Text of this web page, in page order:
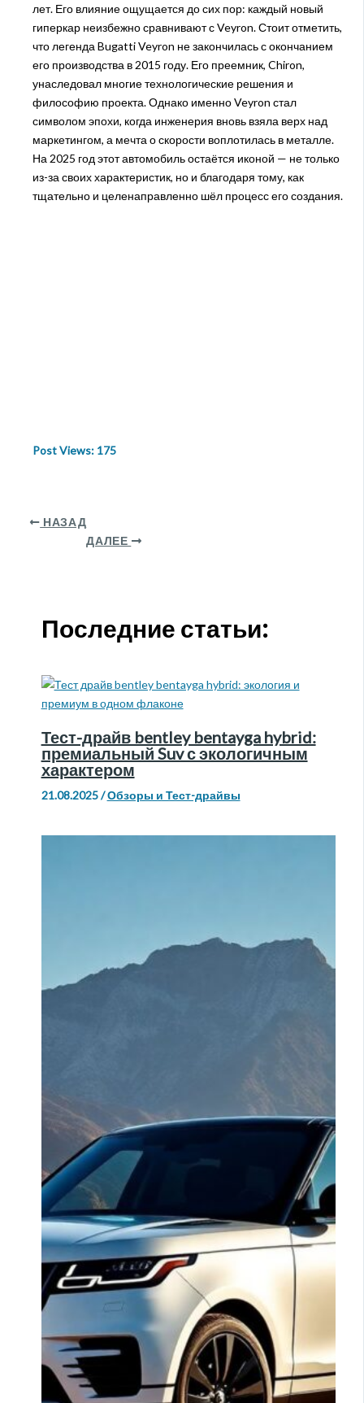
лет. Его влияние ощущается до сих пор: каждый новый
гиперкар неизбежно сравнивают с Veyron. Стоит отметить,
что легенда Bugatti Veyron не закончилась с окончанием
его производства в 2015 году. Его преемник, Chiron,
унаследовал многие технологические решения и
философию проекта. Однако именно Veyron стал
символом эпохи, когда инженерия вновь взяла верх над
маркетингом, а мечта о скорости воплотилась в металле.
На 2025 год этот автомобиль остаётся иконой — не только
из-за своих характеристик, но и благодаря тому, как
тщательно и целенаправленно шёл процесс его создания.
Post Views: 175
НАЗАД
ДАЛЕЕ
Последние статьи:
Тест-драйв bentley bentayga hybrid:
премиальный Suv с экологичным
характером
21.08.2025/Обзоры и Тест-драйвы